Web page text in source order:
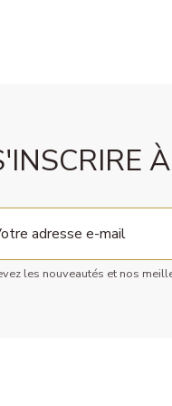
les nouveautés et nos